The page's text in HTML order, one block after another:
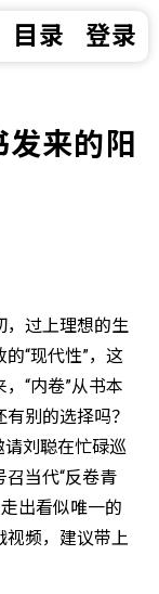
目录 登录
来的阳
，过上理想的生
“现代性”，这
“内卷”从书本
别的选择吗？
请刘聪在忙碌巡
当代“反卷青
出看似唯一的
视频，建议带上